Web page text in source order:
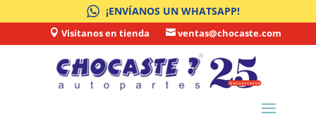
¡ENVÍANOS UN WHATSAPP!
 Visitanos en tienda  ventas@chocaste.com